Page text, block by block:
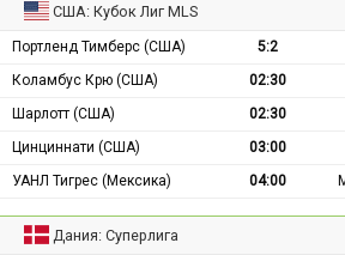
США: Кубок Лиг MLS
Портленд Тимберс (США) 5:2
Коламбус Крю (США)
02:30
Шарлотт (США)
02:30
Цинциннати (США)
03:00
УАНЛ Тигрес (Мексика)
04:00
Дания: Суперлига